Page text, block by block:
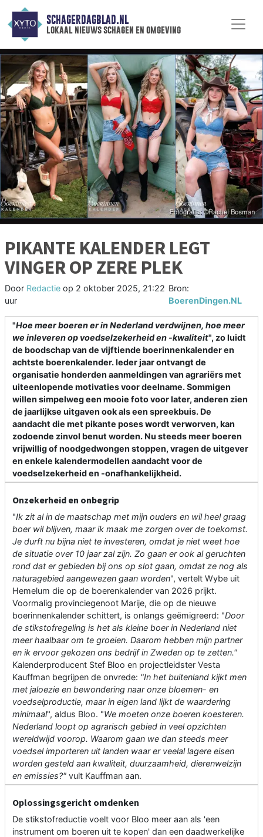
SCHAGERDAGBLAD.NL
lokaal nieuws schagen en omgeving
PIKANTE KALENDER LEGT
VINGER OP ZERE PLEK
Door Redactie op 2 oktober 2025, 21:22
uur
Bron:
BoerenDingen.NL
"Hoe meer boeren er in Nederland verdwijnen, hoe meer
we inleveren op voedselzekerheid en -kwaliteit", zo luidt
de boodschap van de vijftiende boerinnenkalender en
achtste boerenkalender. Ieder jaar ontvangt de
organisatie honderden aanmeldingen van agrariërs met
uiteenlopende motivaties voor deelname. Sommigen
willen simpelweg een mooie foto voor later, anderen zien
de jaarlijkse uitgaven ook als een spreekbuis. De
aandacht die met pikante poses wordt verworven, kan
zodoende zinvol benut worden. Nu steeds meer boeren
vrijwillig of noodgedwongen stoppen, vragen de uitgever
en enkele kalendermodellen aandacht voor de
voedselzekerheid en -onafhankelijkheid.
Onzekerheid en onbegrip
"Ik zit al in de maatschap met mijn ouders en wil heel graag
boer wil blijven, maar ik maak me zorgen over de toekomst.
Je durft nu bijna niet te investeren, omdat je niet weet hoe
de situatie over 10 jaar zal zijn. Zo gaan er ook al geruchten
rond dat er gebieden bij ons op slot gaan, omdat ze nog als
naturagebied aangewezen gaan worden", vertelt Wybe uit
Hemelum die op de boerenkalender van 2026 prijkt.
Voormalig provinciegenoot Marije, die op de nieuwe
boerinnenkalender schittert, is onlangs geëmigreerd: "Door
de stikstofregeling is het als kleine boer in Nederland niet
meer haalbaar om te groeien. Daarom hebben mijn partner
en ik ervoor gekozen ons bedrijf in Zweden op te zetten."
Kalenderproducent Stef Bloo en projectleidster Vesta
Kauffman begrijpen de onvrede: "In het buitenland kijkt men
met jaloezie en bewondering naar onze bloemen- en
voedselproductie, maar in eigen land lijkt de waardering
minimaal", aldus Bloo. "We moeten onze boeren koesteren.
Nederland loopt op agrarisch gebied in veel opzichten
wereldwijd voorop. Waarom gaan we dan steeds meer
voedsel importeren uit landen waar er veelal lagere eisen
worden gesteld aan kwaliteit, duurzaamheid, dierenwelzijn
en emissies?" vult Kauffman aan.
Oplossingsgericht omdenken
De stikstofreductie voelt voor Bloo meer aan als 'een
instrument om boeren uit te kopen' dan een daadwerkelijke